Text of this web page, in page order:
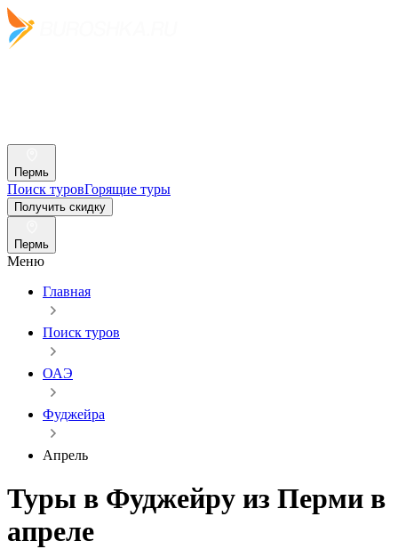
Пермь
Поиск туровГорящие туры
Получить скидку
Пермь
Меню
Главная
Поиск туров
ОАЭ
Фуджейра
Апрель
Туры в Фуджейру из Перми в
апреле